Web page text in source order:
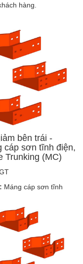
hàng.
bên trái -
cáp sơn tĩnh điện,
Trunking (MC)
Máng cáp sơn tĩnh